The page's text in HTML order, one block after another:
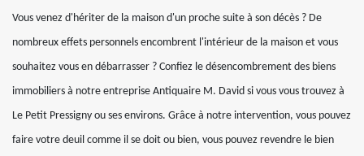
Vous venez d'hériter de la maison d'un proche suite à son décès ? De
nombreux effets personnels encombrent l'intérieur de la maison et vous
souhaitez vous en débarrasser ? Confiez le désencombrement des biens
immobiliers à notre entreprise Antiquaire M. David si vous vous trouvez à
Le Petit Pressigny ou ses environs. Grâce à notre intervention, vous pouvez
faire votre deuil comme il se doit ou bien, vous pouvez revendre le bien